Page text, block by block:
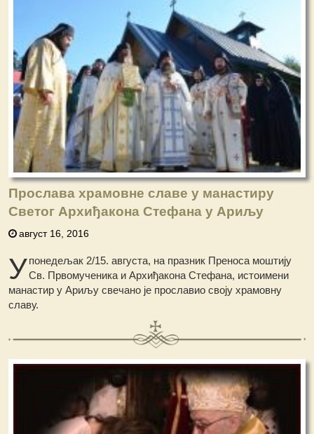
Прослава храмовне славе у манастиру
Светог Архиђакона Стефана у Ариљу
август 16, 2016
Упонедељак 2/15. августа, на празник Преноса моштију
Св. Првомученика и Архиђакона Стефана, истоимени
манастир у Ариљу свечано је прославио своју храмовну
славу.